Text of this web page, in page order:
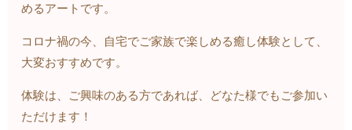
めるアートです。
コロナ禍の今、自宅でご家族で楽しめる癒し体験として、
大変おすすめです。
体験は、ご興味のある方であれば、どなた様でもご参加い
ただけます！